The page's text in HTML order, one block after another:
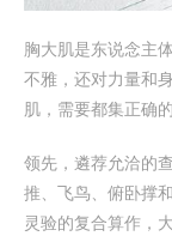
胸大肌是东说念主
不雅，还对力量和
肌，需要都集正确
领先，遴荐允洽的
推、飞鸟、俯卧撑
灵验的复合算作，